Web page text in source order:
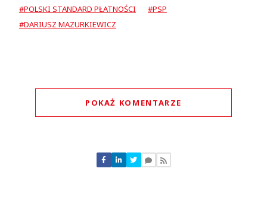
#POLSKI STANDARD PŁATNOŚCI
#PSP
#DARIUSZ MAZURKIEWICZ
POKAŻ KOMENTARZE
Nie znaleziono komentarzy
Zostaw swoje komentarze